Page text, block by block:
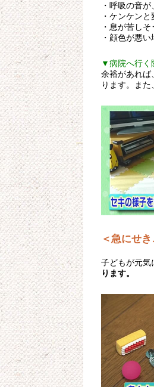
・呼吸の音
・ケンケン
・息が苦し
・顔色が悪い
▼病院へ行く
余裕があれば
ります。ま
＜急にせ
子どもが元気
ります。